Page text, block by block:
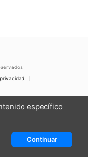
específico
Continuar